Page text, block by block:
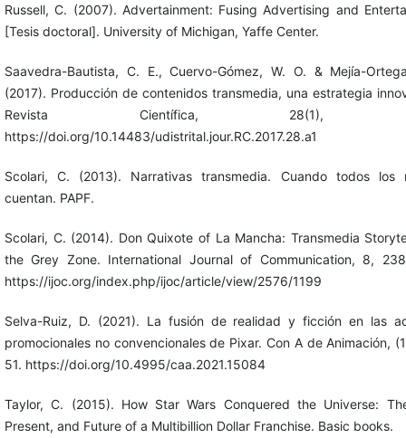
Russell, C. (2007). Advertainment: Fusing Advertising and
[Tesis doctoral]. University of Michigan, Yaffe Center.
Saavedra-Bautista, C. E., Cuervo-Gómez, W. O. & Mejía-
(2017). Producción de contenidos transmedia, una estrategia
Revista Científica, 28(1), 6-
https://doi.org/10.14483/udistrital.jour.RC.2017.28.a1
Scolari, C. (2013). Narrativas transmedia. Cuando todos los
cuentan. PAPF.
Scolari, C. (2014). Don Quixote of La Mancha: Transmedia
the Grey Zone. International Journal of Communication, 8,
https://ijoc.org/index.php/ijoc/article/view/2576/1199
Selva-Ruiz, D. (2021). La fusión de realidad y ficción en las
promocionales no convencionales de Pixar. Con A de Animación,
51. https://doi.org/10.4995/caa.2021.15084
Taylor, C. (2015). How Star Wars Conquered the Universe:
Present, and Future of a Multibillion Dollar Franchise. Basic books.